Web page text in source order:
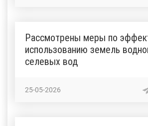
Рассмотрены меры по
использованию земель
селевых вод
25-05-2026